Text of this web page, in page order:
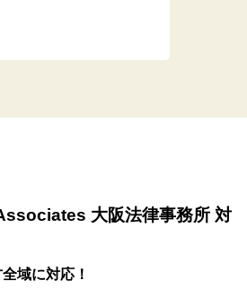
大阪法律事務所 対
域に対応！